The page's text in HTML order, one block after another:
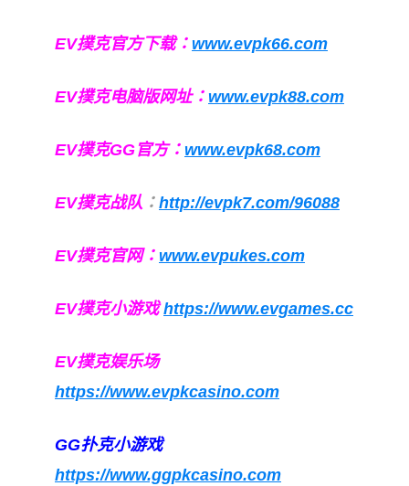
EV撲克官方下载： www.evpk66.com
EV撲克电脑版网址： www.evpk88.com
EV撲克GG官方： www.evpk68.com
EV撲克战队 ： http://evpk7.com/96088
EV撲克官网： www.evpukes.com
EV撲克小游戏https://www.evgames.cc
EV撲克娱乐场
https://www.evpkcasino.com
GG扑克小游戏
https://www.ggpkcasino.com